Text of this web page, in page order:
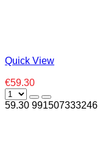
Quick View
€59.30
59.30 991507333246